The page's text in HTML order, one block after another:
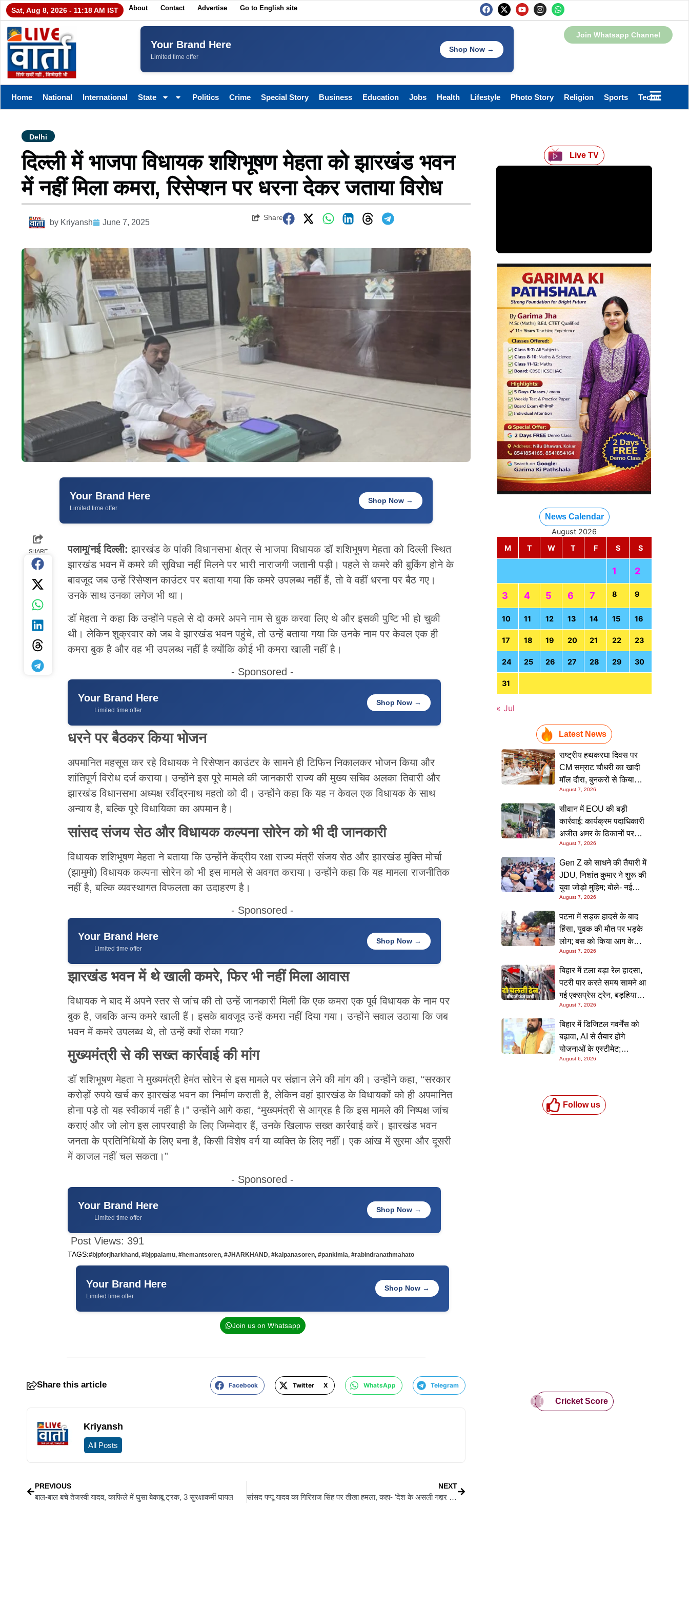
Sat, Aug 8, 2026 - 11:18 AM IST About Contact Advertise Go to English site
Your Brand Here
Limited time offer
Shop Now →
Join Whatsapp Channel
Home National International State Politics Crime Special Story Business Education Jobs Health Lifestyle Photo Story Religion Sports Technology
Delhi
दिल्ली में भाजपा विधायक शशिभूषण मेहता को झारखंड भवन
में नहीं मिला कमरा, रिसेप्शन पर धरना देकर जताया विरोध
by Kriyansh June 7, 2025
Share
Your Brand Here
Limited time offer
Shop Now →
SHARE पलामू/नई दिल्ली: झारखंड के पांकी विधानसभा क्षेत्र से भाजपा विधायक डॉ शशिभूषण मेहता को दिल्ली स्थित
झारखंड भवन में कमरे की सुविधा नहीं मिलने पर भारी नाराजगी जतानी पड़ी। पहले से कमरे की बुकिंग होने के
बावजूद जब उन्हें रिसेप्शन काउंटर पर बताया गया कि कमरे उपलब्ध नहीं हैं, तो वे वहीं धरना पर बैठ गए।
उनके साथ उनका लगेज भी था।
डॉ मेहता ने कहा कि उन्होंने पहले से दो कमरे अपने नाम से बुक करवा लिए थे और इसकी पुष्टि भी हो चुकी
थी। लेकिन शुक्रवार को जब वे झारखंड भवन पहुंचे, तो उन्हें बताया गया कि उनके नाम पर केवल एक ही
कमरा बुक है और वह भी उपलब्ध नहीं है क्योंकि कोई भी कमरा खाली नहीं है।
- Sponsored -
Your Brand Here
Limited time offer
Shop Now →
धरने पर बैठकर किया भोजन
अपमानित महसूस कर रहे विधायक ने रिसेप्शन काउंटर के सामने ही टिफिन निकालकर भोजन किया और
शांतिपूर्ण विरोध दर्ज कराया। उन्होंने इस पूरे मामले की जानकारी राज्य की मुख्य सचिव अलका तिवारी और
झारखंड विधानसभा अध्यक्ष रवींद्रनाथ महतो को दी। उन्होंने कहा कि यह न केवल एक विधायक के साथ
अन्याय है, बल्कि पूरे विधायिका का अपमान है।
सांसद संजय सेठ और विधायक कल्पना सोरेन को भी दी जानकारी
विधायक शशिभूषण मेहता ने बताया कि उन्होंने केंद्रीय रक्षा राज्य मंत्री संजय सेठ और झारखंड मुक्ति मोर्चा
(झामुमो) विधायक कल्पना सोरेन को भी इस मामले से अवगत कराया। उन्होंने कहा कि यह मामला राजनीतिक
नहीं है, बल्कि व्यवस्थागत विफलता का उदाहरण है।
- Sponsored -
Your Brand Here
Limited time offer
Shop Now →
झारखंड भवन में थे खाली कमरे, फिर भी नहीं मिला आवास
विधायक ने बाद में अपने स्तर से जांच की तो उन्हें जानकारी मिली कि एक कमरा एक पूर्व विधायक के नाम पर
बुक है, जबकि अन्य कमरे खाली हैं। इसके बावजूद उन्हें कमरा नहीं दिया गया। उन्होंने सवाल उठाया कि जब
भवन में कमरे उपलब्ध थे, तो उन्हें क्यों रोका गया?
मुख्यमंत्री से की सख्त कार्रवाई की मांग
डॉ शशिभूषण मेहता ने मुख्यमंत्री हेमंत सोरेन से इस मामले पर संज्ञान लेने की मांग की। उन्होंने कहा, “सरकार
करोड़ों रुपये खर्च कर झारखंड भवन का निर्माण कराती है, लेकिन वहां झारखंड के विधायकों को ही अपमानित
होना पड़े तो यह स्वीकार्य नहीं है।” उन्होंने आगे कहा, “मुख्यमंत्री से आग्रह है कि इस मामले की निष्पक्ष जांच
कराएं और जो लोग इस लापरवाही के लिए जिम्मेदार हैं, उनके खिलाफ सख्त कार्रवाई करें। झारखंड भवन
जनता के प्रतिनिधियों के लिए बना है, किसी विशेष वर्ग या व्यक्ति के लिए नहीं। एक आंख में सुरमा और दूसरी
में काजल नहीं चल सकता।”
- Sponsored -
Your Brand Here
Limited time offer
Shop Now →
Post Views: 391
TAGS:#bjpforjharkhand, #bjppalamu, #hemantsoren, #JHARKHAND, #kalpanasoren, #pankimla, #rabindranathmahato
Your Brand Here
Limited time offer
Shop Now →
Join us on Whatsapp
Share this article Facebook Twitter X WhatsApp Telegram
Kriyansh
All Posts
PREVIOUS
बाल-बाल बचे तेजस्वी यादव, काफिले में घुसा बेकाबू ट्रक, 3 सुरक्षाकर्मी घायल
NEXT
सांसद पप्पू यादव का गिरिराज सिंह पर तीखा हमला, कहा- ‘देश के असली गद्दार तो ये लोग हैं’
Live TV
News Calendar
August 2026
M
T W T F S S
1 2
3 4 5 6 7 8 9
10 11 12 13 14 15 16
17 18 19 20 21 22 23
24 25 26 27 28 29 30
31
« Jul
Latest News
राष्ट्रीय हथकरघा दिवस पर
CM सम्राट चौधरी का खादी
मॉल दौरा, बुनकरों से किया
संवाद और स्वदेशी उत्पादों को
बढ़ावा देने की अपील
August 7, 2026
सीवान में EOU की बड़ी
कार्रवाई: कार्यक्रम पदाधिकारी
अजीत अमर के ठिकानों पर
छापा, 40 लाख के आभूषण
समेत करोड़ों की संपत्ति की
जांच शुरू
August 7, 2026
Gen Z को साधने की तैयारी में
JDU, निशांत कुमार ने शुरू की
युवा जोड़ो मुहिम; बोले- नई
पीढ़ी तक पहुंचाएं नीतीश
सरकार के 20 सालों के काम
August 7, 2026
पटना में सड़क हादसे के बाद
हिंसा, युवक की मौत पर भड़के
लोग; बस को किया आग के
हवाले, पुलिस और मीडिया पर
भी हमला
August 7, 2026
बिहार में टला बड़ा रेल हादसा,
पटरी पार करते समय सामने आ
गई एक्सप्रेस ट्रेन, बड़हिया
स्टेशन पर मची अफरा-तफरी,
यात्रियों की लापरवाही आई
August 7, 2026
बिहार में डिजिटल गवर्नेंस को
बढ़ावा, AI से तैयार होंगे
योजनाओं के एस्टीमेट;
मुख्यमंत्री ने परियोजना
August 6, 2026
Follow us
Cricket Score